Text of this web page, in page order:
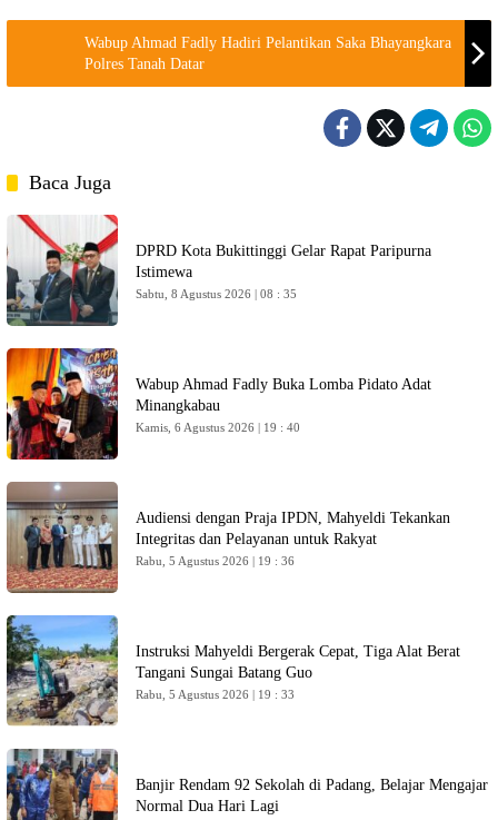
Wabup Ahmad Fadly Hadiri Pelantikan Saka Bhayangkara
Polres Tanah Datar
Baca Juga
DPRD Kota Bukittinggi Gelar Rapat Paripurna
Istimewa
Sabtu, 8 Agustus 2026 | 08 : 35
Wabup Ahmad Fadly Buka Lomba Pidato Adat
Minangkabau
Kamis, 6 Agustus 2026 | 19 : 40
Audiensi dengan Praja IPDN, Mahyeldi Tekankan
Integritas dan Pelayanan untuk Rakyat
Rabu, 5 Agustus 2026 | 19 : 36
Instruksi Mahyeldi Bergerak Cepat, Tiga Alat Berat
Tangani Sungai Batang Guo
Rabu, 5 Agustus 2026 | 19 : 33
Banjir Rendam 92 Sekolah di Padang, Belajar Mengajar
Normal Dua Hari Lagi